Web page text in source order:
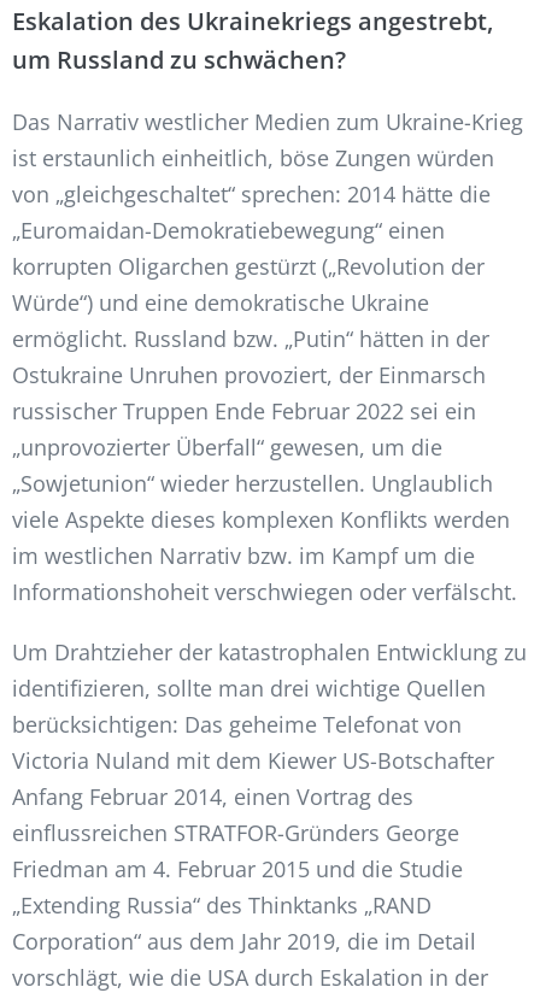
Eskalation des Ukrainekriegs angestrebt,
um Russland zu schwächen?
Das Narrativ westlicher Medien zum Ukraine-Krieg
ist erstaunlich einheitlich, böse Zungen würden
von „gleichgeschaltet“ sprechen: 2014 hätte die
„Euromaidan-Demokratiebewegung“ einen
korrupten Oligarchen gestürzt („Revolution der
Würde“) und eine demokratische Ukraine
ermöglicht. Russland bzw. „Putin“ hätten in der
Ostukraine Unruhen provoziert, der Einmarsch
russischer Truppen Ende Februar 2022 sei ein
„unprovozierter Überfall“ gewesen, um die
„Sowjetunion“ wieder herzustellen. Unglaublich
viele Aspekte dieses komplexen Konflikts werden
im westlichen Narrativ bzw. im Kampf um die
Informationshoheit verschwiegen oder verfälscht.
Um Drahtzieher der katastrophalen Entwicklung zu
identifizieren, sollte man drei wichtige Quellen
berücksichtigen: Das geheime Telefonat von
Victoria Nuland mit dem Kiewer US-Botschafter
Anfang Februar 2014, einen Vortrag des
einflussreichen STRATFOR-Gründers George
Friedman am 4. Februar 2015 und die Studie
„Extending Russia“ des Thinktanks „RAND
Corporation“ aus dem Jahr 2019, die im Detail
vorschlägt, wie die USA durch Eskalation in der